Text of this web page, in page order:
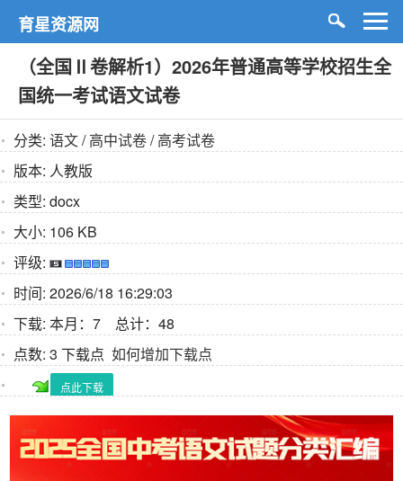
育星资源网
（全国Ⅱ卷解析1）2026年普通高等学校招生全
国统一考试语文试卷
分类: 语文/高中试卷/高考试卷
版本: 人教版
类型: docx
大小: 106 KB
评级:
时间: 2026/6/18 16:29:03
下载: 本月：7 总计：48
点数: 3 下载点 如何增加下载点
点此下载